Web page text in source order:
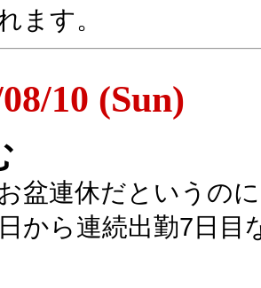
ます。
10 (Sun)
盆連休だというの
から連続出勤7日目